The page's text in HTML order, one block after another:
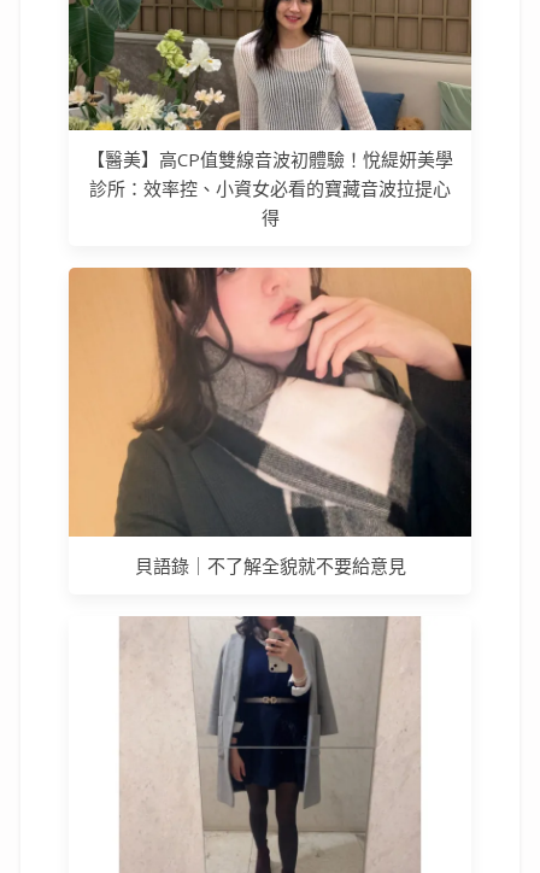
【醫美】高CP值雙線音波初體驗！悅緹妍美學
診所：效率控、小資女必看的寶藏音波拉提心
得
貝語錄｜不了解全貌就不要給意見